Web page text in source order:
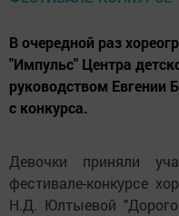
В очередной раз
"Импульс" Центра
руководством Евгении
с конкурса.
Девочки приняли
фестивале-конкурсе
Н.Д. Юлтыевой